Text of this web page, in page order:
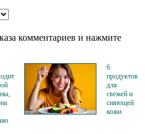
комментариев и нажмите
6
продуктов
для
свежей и
сияющей
кожи